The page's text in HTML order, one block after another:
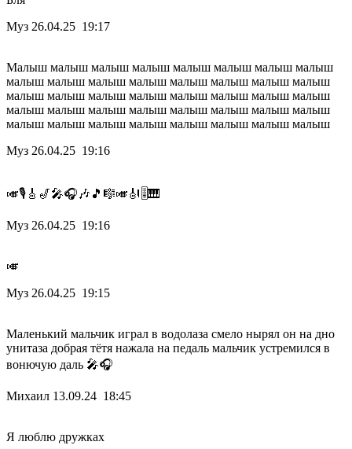
Муз 26.04.25 19:17
Малыш малыш малыш малыш малыш малыш малыш малыш
малыш малыш малыш малыш малыш малыш малыш малыш
малыш малыш малыш малыш малыш малыш малыш малыш
малыш малыш малыш малыш малыш малыш малыш малыш
малыш малыш малыш малыш малыш малыш малыш малыш
Муз 26.04.25 19:16
🎺🎙️🎸🎷🎤🎧🎶🎵🎼🎺🎻🎚️🎹
Муз 26.04.25 19:16
🎺
Муз 26.04.25 19:15
Маленький мальчик играл в водолаза смело нырял он на дно
унитаза добрая тётя нажала на педаль мальчик устремился в
вонючую даль 🎤🎧
Михаил 13.09.24 18:45
Я люблю дружках